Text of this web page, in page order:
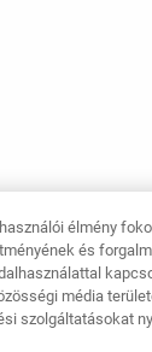
élmény
és
média
szolgáltatásokat